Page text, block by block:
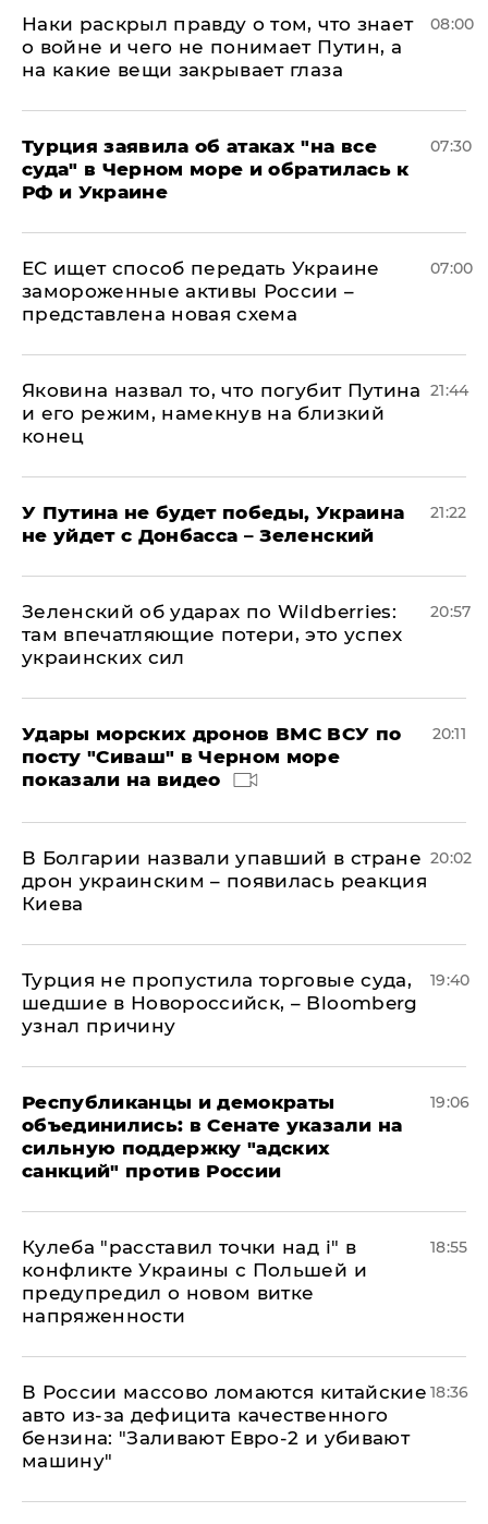
Наки раскрыл правду о том, что знает
о войне и чего не понимает Путин, а
на какие вещи закрывает глаза
08:00
Турция заявила об атаках "на все
суда" в Черном море и обратилась к
РФ и Украине
07:30
ЕС ищет способ передать Украине
замороженные активы России –
представлена новая схема
07:00
Яковина назвал то, что погубит Путина
и его режим, намекнув на близкий
конец
21:44
У Путина не будет победы, Украина
не уйдет с Донбасса – Зеленский
21:22
Зеленский об ударах по Wildberries:
там впечатляющие потери, это успех
украинских сил
20:57
Удары морских дронов ВМС ВСУ по
посту "Сиваш" в Черном море
показали на видео
20:11
В Болгарии назвали упавший в стране
дрон украинским – появилась реакция
Киева
20:02
Турция не пропустила торговые суда,
шедшие в Новороссийск, – Bloomberg
узнал причину
19:40
Республиканцы и демократы
объединились: в Сенате указали на
сильную поддержку "адских
санкций" против России
19:06
Кулеба "расставил точки над і" в
конфликте Украины с Польшей и
предупредил о новом витке
напряженности
18:55
В России массово ломаются китайские
авто из-за дефицита качественного
бензина: "Заливают Евро-2 и убивают
машину"
18:36